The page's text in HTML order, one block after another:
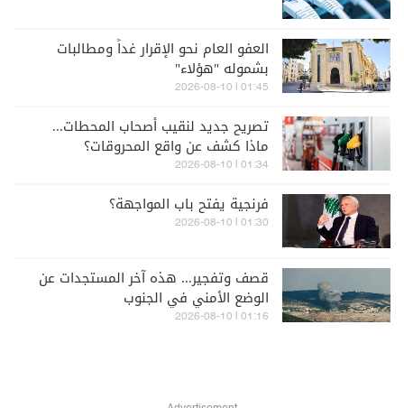
العفو العام نحو الإقرار غداً ومطالبات
بشموله "هؤلاء"
01:45 | 2026-08-10
تصريح جديد لنقيب أصحاب المحطات...
ماذا كشف عن واقع المحروقات؟
01:34 | 2026-08-10
فرنجية يفتح باب المواجهة؟
01:30 | 2026-08-10
قصف وتفجير... هذه آخر المستجدات عن
الوضع الأمني في الجنوب
01:16 | 2026-08-10